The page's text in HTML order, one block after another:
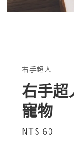
右手超人
右手超
寵物
Regular
NT$ 60